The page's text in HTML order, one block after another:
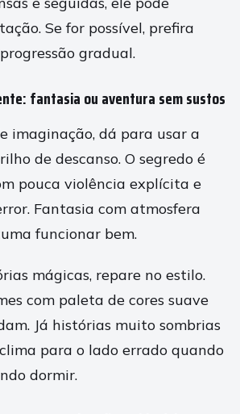
Se for possível, prefira
gradual.
fantasia ou aventura sem sustos
imaginação, dá para usar a
de descanso. O segredo é
pouca violência explícita e
Fantasia com atmosfera
funcionar bem.
mágicas, repare no estilo.
com paleta de cores suave
Já histórias muito sombrias
para o lado errado quando
dormir.